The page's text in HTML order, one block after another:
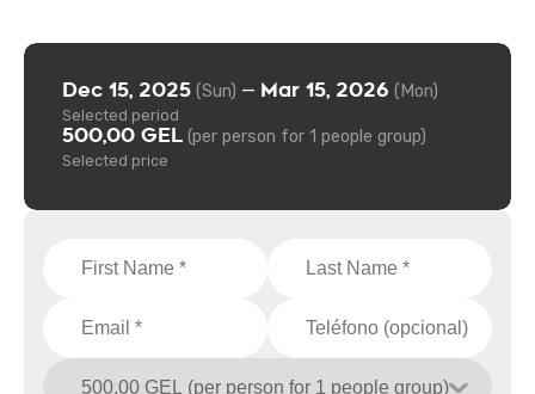
Dec 15, 2025 (Sun) — Mar 15, 2026 (Mon)
Selected period
500,00 GEL (per person for 1 people group)
Selected price